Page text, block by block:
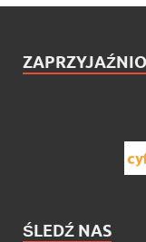
ŚLEDŹ NAS